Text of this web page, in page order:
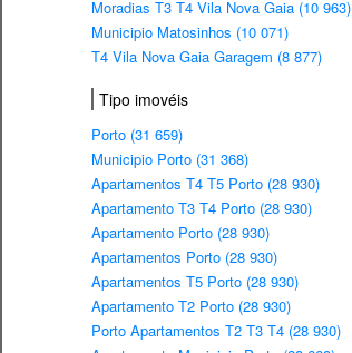
Moradias T3 T4 Vila Nova Gaia (10 963)
Municipio Matosinhos (10 071)
T4 Vila Nova Gaia Garagem (8 877)
Tipo imovéis
Porto (31 659)
Municipio Porto (31 368)
Apartamentos T4 T5 Porto (28 930)
Apartamento T3 T4 Porto (28 930)
Apartamento Porto (28 930)
Apartamentos Porto (28 930)
Apartamentos T5 Porto (28 930)
Apartamento T2 Porto (28 930)
Porto Apartamentos T2 T3 T4 (28 930)